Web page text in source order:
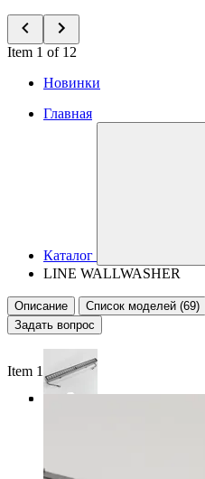
Item 1 of 12
Новинки
Главная
Каталог
LINE WALLWASHER
Описание
Список моделей (69)
Задать вопрос
Item 1 of 3